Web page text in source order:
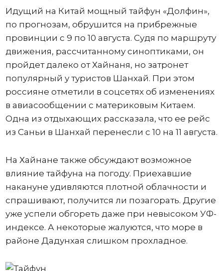
Идущий на Китай мощный тайфун «Долфин»,
по прогнозам, обрушится на прибрежные
провинции с 9 по 10 августа. Судя по маршруту
движения, рассчитанному синоптиками, он
пройдет далеко от Хайнаня, но затронет
популярный у туристов Шанхай. При этом
россияне отметили в соцсетях об изменениях
в авиасообщении с материковым Китаем.
Одна из отдыхающих рассказала, что ее рейс
из Саньи в Шанхай перенесли с 10 на 11 августа.
На Хайнане также обсуждают возможное
влияние тайфуна на погоду. Приехавшие
накануне удивляются плотной облачности и
спрашивают, получится ли позагорать. Другие
уже успели обгореть даже при невысоком УФ-
индексе. А некоторые жалуются, что море в
районе Дадунхая слишком прохладное.